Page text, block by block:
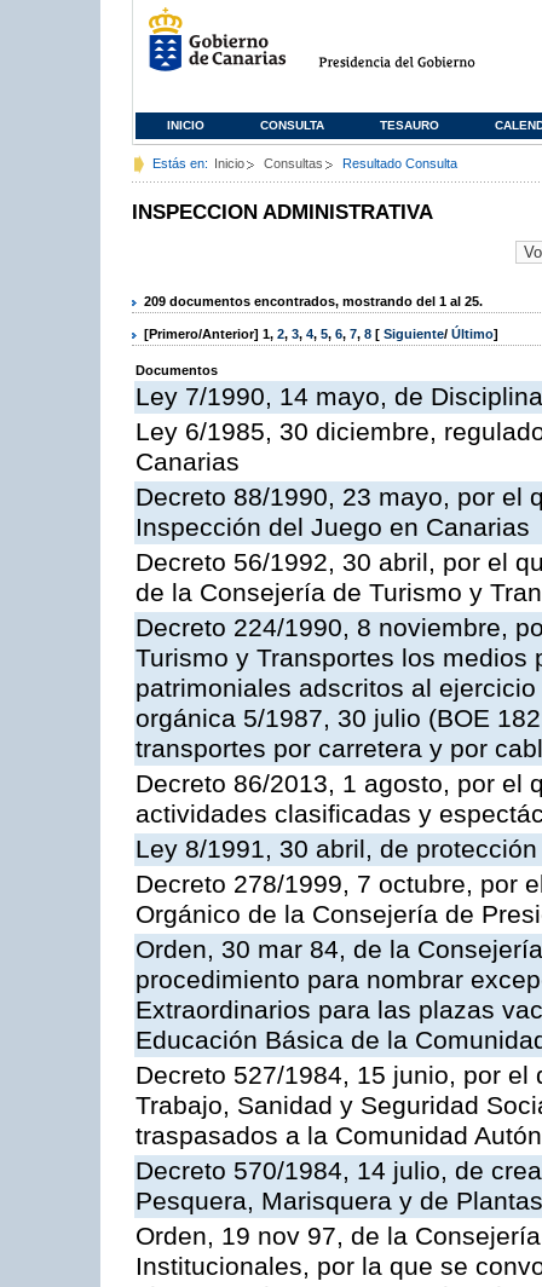
INICIO CONSULTA TESAURO
Estás en: Inicio Consultas Resultado Consulta
INSPECCION ADMINISTRATIVA
209 documentos encontrados, mostrando del 1 al 25.
[Primero/Anterior] 1, 2, 3, 4, 5, 6, 7, 8 [ Siguiente/ Último]
Documentos
Ley 7/1990, 14 mayo, de
Ley 6/1985, 30 diciembre,
Canarias
Decreto 88/1990, 23 mayo, por el
Inspección del Juego en Canarias
Decreto 56/1992, 30 abril, por el
de la Consejería de Turismo y
Decreto 224/1990, 8 noviembre,
Turismo y Transportes los
patrimoniales adscritos al
orgánica 5/1987, 30 julio (BOE
transportes por carretera y por
Decreto 86/2013, 1 agosto, por el
actividades clasificadas y
Ley 8/1991, 30 abril, de
Decreto 278/1999, 7 octubre, por
Orgánico de la Consejería de
Orden, 30 mar 84, de la
procedimiento para nombrar
Extraordinarios para las plazas
Educación Básica de la
Decreto 527/1984, 15 junio, por
Trabajo, Sanidad y Seguridad
traspasados a la Comunidad
Decreto 570/1984, 14 julio, de
Pesquera, Marisquera y de
Orden, 19 nov 97, de la
Institucionales, por la que se